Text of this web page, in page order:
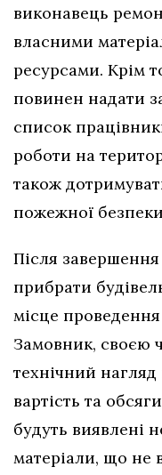
виконавець
власними
ресурсами. Крім
повинен надати
список
роботи на
також
пожежної
Після
прибрати
місце
Замовник, своєю
технічний нагляд
вартість та
будуть виявлені
матеріали, що не